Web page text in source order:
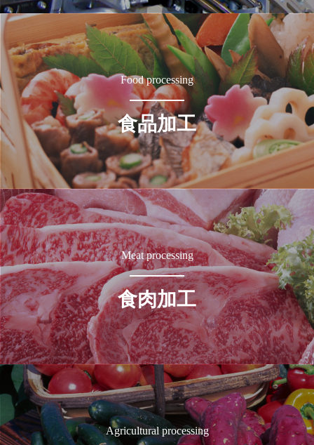
Food processing
食品加工
Meat processing
食肉加工
Agricultural processing